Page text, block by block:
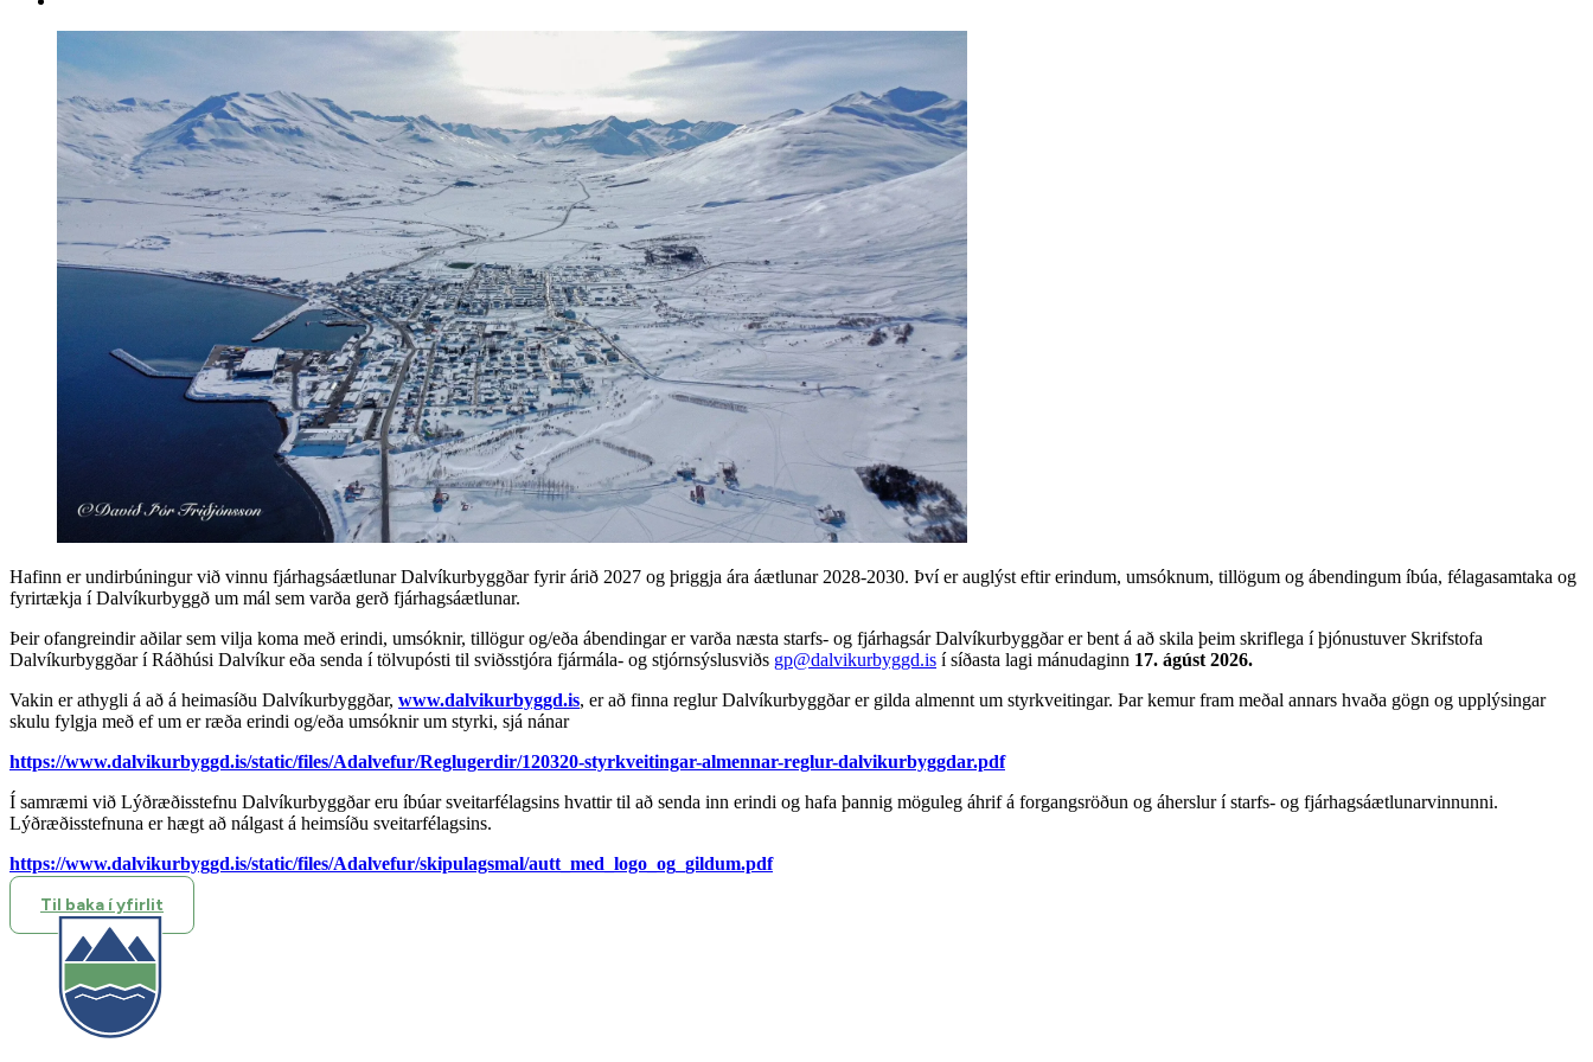
Hafinn er undirbúningur við vinnu fjárhagsáætlunar Dalvíkurbyggðar fyrir árið 2027 og þriggja ára áætlunar 2028-2030. Því er auglýst eftir erindum, umsóknum, tillögum og ábendingum íbúa, félagasamtaka og
fyrirtækja í Dalvíkurbyggð um mál sem varða gerð fjárhagsáætlunar.
Þeir ofangreindir aðilar sem vilja koma með erindi, umsóknir, tillögur og/eða ábendingar er varða næsta starfs- og fjárhagsár Dalvíkurbyggðar er bent á að skila þeim skriflega í þjónustuver Skrifstofa
Dalvíkurbyggðar í Ráðhúsi Dalvíkur eða senda í tölvupósti til sviðsstjóra fjármála- og stjórnsýslusviðs gp@dalvikurbyggd.is í síðasta lagi mánudaginn 17. ágúst 2026.
Vakin er athygli á að á heimasíðu Dalvíkurbyggðar, www.dalvikurbyggd.is, er að finna reglur Dalvíkurbyggðar er gilda almennt um styrkveitingar. Þar kemur fram meðal annars hvaða gögn og upplýsingar
skulu fylgja með ef um er ræða erindi og/eða umsóknir um styrki, sjá nánar
https://www.dalvikurbyggd.is/static/files/Adalvefur/Reglugerdir/120320-styrkveitingar-almennar-reglur-dalvikurbyggdar.pdf
Í samræmi við Lýðræðisstefnu Dalvíkurbyggðar eru íbúar sveitarfélagsins hvattir til að senda inn erindi og hafa þannig möguleg áhrif á forgangsröðun og áherslur í starfs- og fjárhagsáætlunarvinnunni.
Lýðræðisstefnuna er hægt að nálgast á heimsíðu sveitarfélagsins.
https://www.dalvikurbyggd.is/static/files/Adalvefur/skipulagsmal/autt_med_logo_og_gildum.pdf
Til baka í yfirlit